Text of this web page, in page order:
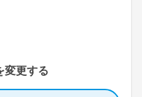
変更する